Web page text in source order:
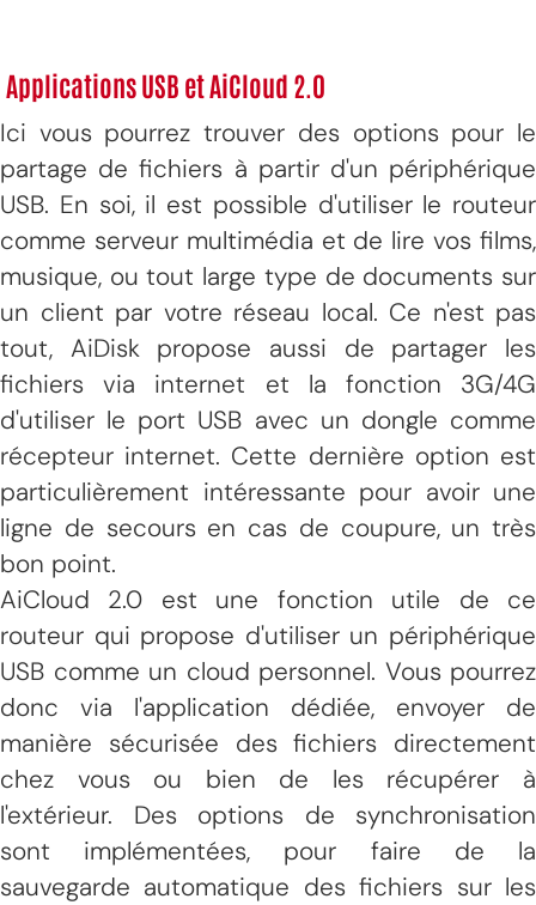
Applications USB et AiCloud 2.0
Ici vous pourrez trouver des options pour le
partage de fichiers à partir d'un périphérique
USB. En soi, il est possible d'utiliser le routeur
comme serveur multimédia et de lire vos films,
musique, ou tout large type de documents sur
un client par votre réseau local. Ce n'est pas
tout, AiDisk propose aussi de partager les
fichiers via internet et la fonction 3G/4G
d'utiliser le port USB avec un dongle comme
récepteur internet. Cette dernière option est
particulièrement intéressante pour avoir une
ligne de secours en cas de coupure, un très
bon point.
AiCloud 2.0 est une fonction utile de ce
routeur qui propose d'utiliser un périphérique
USB comme un cloud personnel. Vous pourrez
donc via l'application dédiée, envoyer de
manière sécurisée des fichiers directement
chez vous ou bien de les récupérer à
l'extérieur. Des options de synchronisation
sont implémentées, pour faire de la
sauvegarde automatique des fichiers sur les